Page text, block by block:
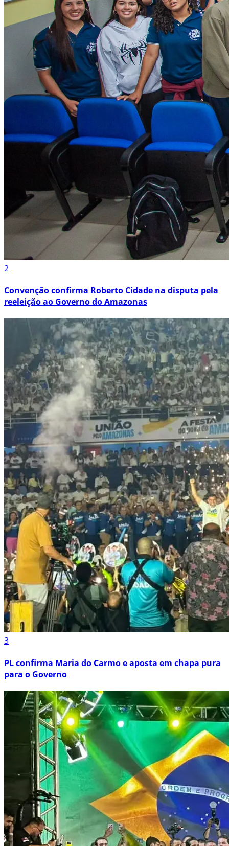
2
Convenção confirma Roberto Cidade na disputa pela
reeleição ao Governo do Amazonas
3
PL confirma Maria do Carmo e aposta em chapa pura
para o Governo